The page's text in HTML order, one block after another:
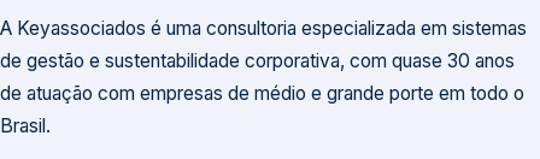
A Keyassociados é uma consultoria especializada em sistemas
de gestão e sustentabilidade corporativa, com quase 30 anos
de atuação com empresas de médio e grande porte em todo o
Brasil.